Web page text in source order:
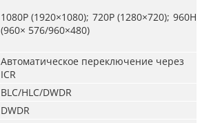
1080P (1920×1080); 720P (1280×720); 960H
(960× 576/960×480)
Автоматическое переключение через
ICR
BLC/HLC/DWDR
DWDR